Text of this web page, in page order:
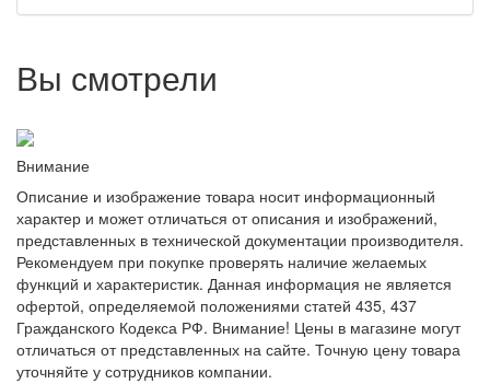
Вы смотрели
Внимание
Описание и изображение товара носит информационный
характер и может отличаться от описания и изображений,
представленных в технической документации производителя.
Рекомендуем при покупке проверять наличие желаемых
функций и характеристик. Данная информация не является
офертой, определяемой положениями статей 435, 437
Гражданского Кодекса РФ. Внимание! Цены в магазине могут
отличаться от представленных на сайте. Точную цену товара
уточняйте у сотрудников компании.